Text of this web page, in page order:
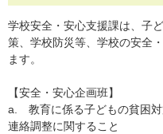
学校安全・安心支援課は、子
策、学校防災等、学校の安全
ます。
【安全・安心企画班】
a. 教育に係る子どもの貧困
連絡調整に関すること